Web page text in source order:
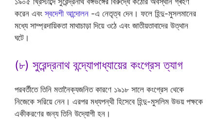
করেন এবংস্বদেশী আন্দোলন -এ নেতৃত্ব দেন। ফলে হিন্দু-মুসলমানের
মধ্যে সাম্প্রদায়িকতা মাথাচাড়া দিয়ে ওঠে এবং জাতীয়তাবাদের উত্থান
ঘটে।
(৮) সুরেন্দ্রনাথ বন্দ্যোপাধ্যায়ের কংগ্রেস ত্যাগ
পরবর্তীতে তিনি মতানৈক্যজনিত কারণে ১৯১৮ সালে কংগ্রেস থেকে
নিজেকে সরিয়ে নেন। এরপর মধ্যপন্থী হিসেবে হিন্দু-মুসলিম উভয় পক্ষকে
একীকরণের জন্য তিনি উদ্যোগী হন।